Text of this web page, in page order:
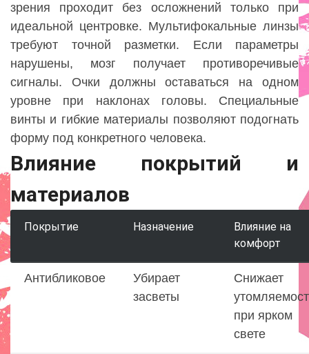
зрения проходит без осложнений только при
идеальной центровке. Мультифокальные линзы
требуют точной разметки. Если параметры
нарушены, мозг получает противоречивые
сигналы. Очки должны оставаться на одном
уровне при наклонах головы. Специальные
винты и гибкие материалы позволяют подогнать
форму под конкретного человека.
Влияние покрытий и
материалов
Покрытие Назначение
Влияние на
комфорт
Антибликовое
Убирает
засветы
Снижает
при ярком
свете